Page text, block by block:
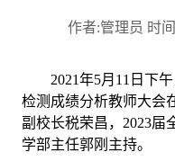
作者:管理员 时
2021年5月11日下
检测成绩分析教师大会
副校长税荣昌， 2023届
学部主任郭刚主持。